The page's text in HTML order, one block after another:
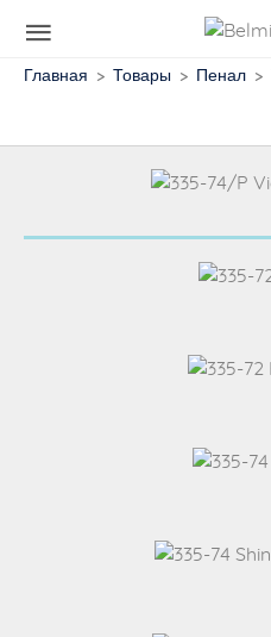
Главная Товары Пенал